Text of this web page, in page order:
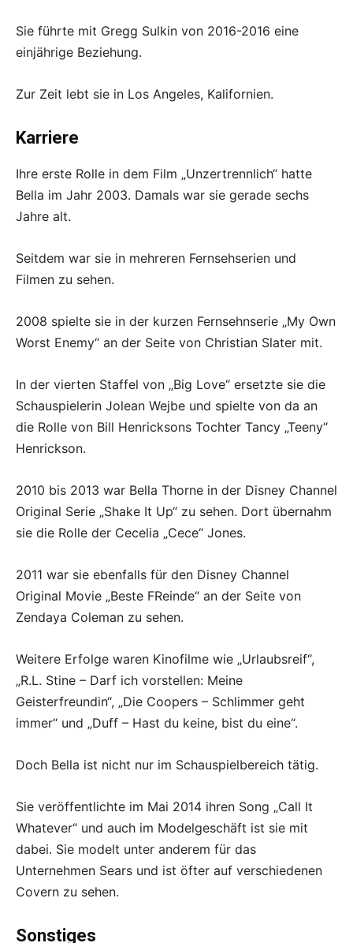
Sie führte mit Gregg Sulkin von 2016-2016 eine
einjährige Beziehung.
Zur Zeit lebt sie in Los Angeles, Kalifornien.
Karriere
Ihre erste Rolle in dem Film „Unzertrennlich“ hatte
Bella im Jahr 2003. Damals war sie gerade sechs
Jahre alt.
Seitdem war sie in mehreren Fernsehserien und
Filmen zu sehen.
2008 spielte sie in der kurzen Fernsehnserie „My Own
Worst Enemy“ an der Seite von Christian Slater mit.
In der vierten Staffel von „Big Love“ ersetzte sie die
Schauspielerin Jolean Wejbe und spielte von da an
die Rolle von Bill Henricksons Tochter Tancy „Teeny“
Henrickson.
2010 bis 2013 war Bella Thorne in der Disney Channel
Original Serie „Shake It Up“ zu sehen. Dort übernahm
sie die Rolle der Cecelia „Cece“ Jones.
2011 war sie ebenfalls für den Disney Channel
Original Movie „Beste FReinde“ an der Seite von
Zendaya Coleman zu sehen.
Weitere Erfolge waren Kinofilme wie „Urlaubsreif“,
„R.L. Stine – Darf ich vorstellen: Meine
Geisterfreundin“, „Die Coopers – Schlimmer geht
immer“ und „Duff – Hast du keine, bist du eine“.
Doch Bella ist nicht nur im Schauspielbereich tätig.
Sie veröffentlichte im Mai 2014 ihren Song „Call It
Whatever“ und auch im Modelgeschäft ist sie mit
dabei. Sie modelt unter anderem für das
Unternehmen Sears und ist öfter auf verschiedenen
Covern zu sehen.
Sonstiges